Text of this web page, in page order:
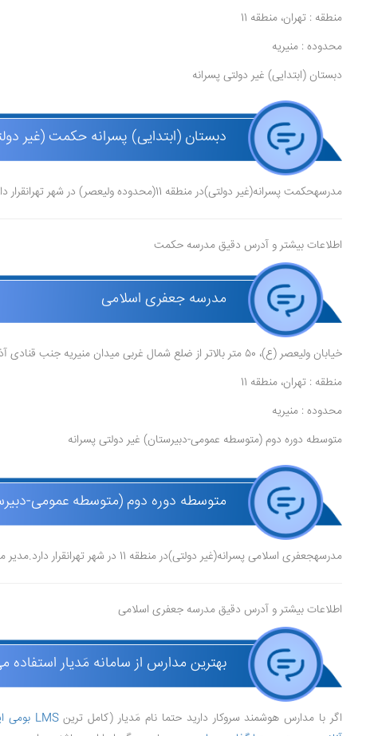
منطقه : تهران، منطقه 11
محدوده : منیریه
دبستان (ابتدایی) غیر دولتی پسرانه
دبستان (ابتدایی) پسرانه حکمت (غیر
مدرسهحکمت پسرانه(غیر دولتی)در منطقه 11(محدوده ولیعصر) در شهر تهرانقرار دارد.
اطلاعات بیشتر و آدرس دقیق مدرسه حکمت
مدرسه جعفری اسلامی
خیابان ولیعصر (ع)، ۵۰ متر بالاتر از ضلع شمال غربی میدان منیریه جنب قنادی آذربایجان
منطقه : تهران، منطقه 11
محدوده : منیریه
متوسطه دوره دوم (متوسطه عمومی-دبیرستان) غیر دولتی پسرانه
متوسطه دوره دوم (متوسطه عمومی-
مدرسهجعفری اسلامی پسرانه(غیر دولتی)در منطقه 11 در شهر تهرانقرار دارد.مدیر مدرسه حسین جهانی، و موسس آن جامعه تعلیمات اسلامی است.
اطلاعات بیشتر و آدرس دقیق مدرسه جعفری اسلامی
بهترین مدارس از سامانه مَدیار استفاده
اگر با مدارس هوشمند سروکار دارید حتما نام مَدیار (کامل ترینLMS بومی ایران